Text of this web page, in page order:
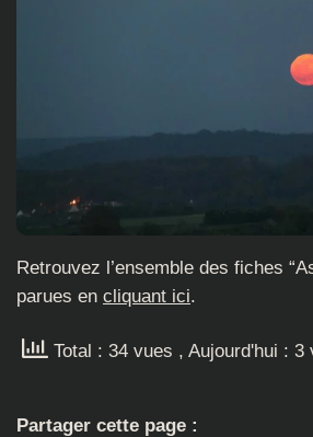
Retrouvez l’ensemble des fiches
parues en cliquant ici.
Total : 34 vues , Aujourd'hui : 3
Partager cette page :